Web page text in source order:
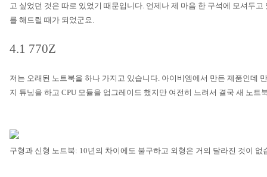
고 싶었던 것은 따로 있었기 때문입니다 언제나 제 마음 한 구석에 모셔두
를 해드릴 때가 되었군요
4.1 770Z
저는 오래된 노트북을 하나 가지고 있습니다 아이비엠에서 만든 제품인데
지 튜닝을 하고 CPU 모듈을 업그레이드 했지만 여전히 느려서 결국 새 노트
구형과 신형 노트북: 10년의 차이에도 불구하고 외형은 거의 달라진 것이 없